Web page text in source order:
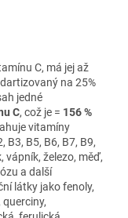
C, má jej až
na 25%
jedné
C, což je = 156 %
vitamíny
B3, B5, B6, B7, B9,
vápník, železo, měď,
a další
látky jako fenoly,